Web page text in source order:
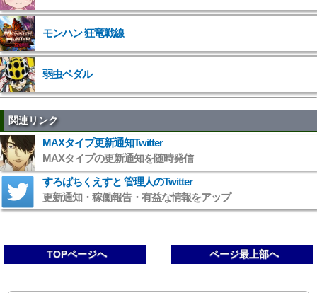
モンハン 狂竜戦線
弱虫ペダル
関連リンク
MAXタイプ更新通知Twitter
MAXタイプの更新通知を随時発信
すろぱちくえすと 管理人のTwitter
更新通知・稼働報告・有益な情報をアップ
TOPページへ ページ最上部へ